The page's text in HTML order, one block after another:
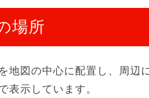
場所
地図の中心に配置し、周辺
表示しています。